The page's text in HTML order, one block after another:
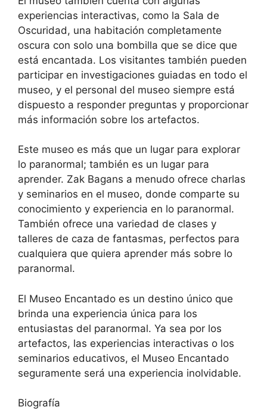
experiencias interactivas, como la Sala de
Oscuridad, una habitación completamente
oscura con solo una bombilla que se dice que
está encantada. Los visitantes también pueden
participar en investigaciones guiadas en todo el
museo, y el personal del museo siempre está
dispuesto a responder preguntas y proporcionar
más información sobre los artefactos.
Este museo es más que un lugar para explorar
lo paranormal; también es un lugar para
aprender. Zak Bagans a menudo ofrece charlas
y seminarios en el museo, donde comparte su
conocimiento y experiencia en lo paranormal.
También ofrece una variedad de clases y
talleres de caza de fantasmas, perfectos para
cualquiera que quiera aprender más sobre lo
paranormal.
El Museo Encantado es un destino único que
brinda una experiencia única para los
entusiastas del paranormal. Ya sea por los
artefactos, las experiencias interactivas o los
seminarios educativos, el Museo Encantado
seguramente será una experiencia inolvidable.
Biografía